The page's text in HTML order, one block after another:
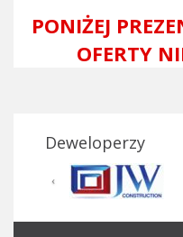
PONIŻEJ
OFERTY
Deweloperzy